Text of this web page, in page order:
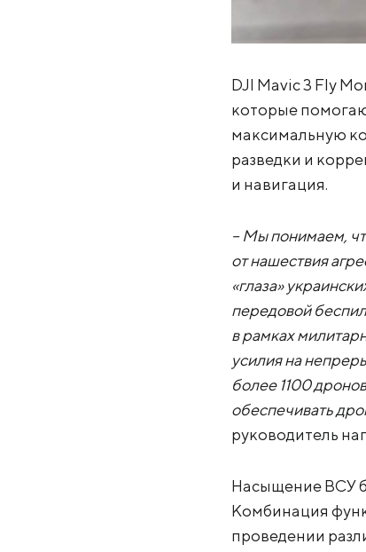
DJI Mavic 3 Fly
которые
максимальную
разведки и
и навигация.
– Мы понимаем,
от нашествия
«глаза»
передовой
в рамках
усилия на
более 1100
обеспечивать
руководитель
Насыщение ВСУ
Комбинация
проведении